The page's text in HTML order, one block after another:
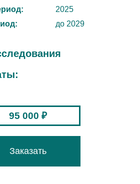
2025
до 2029
95 000 ₽
Заказать